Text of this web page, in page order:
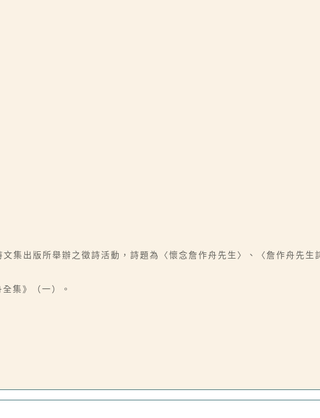
集出版所舉辦之徵詩活動，詩題為〈懷念詹作舟先生〉、〈詹作舟先
集》（一）。